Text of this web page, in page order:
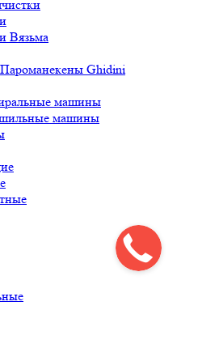
Вязьма
Пароманекены Ghidini
машины
машины